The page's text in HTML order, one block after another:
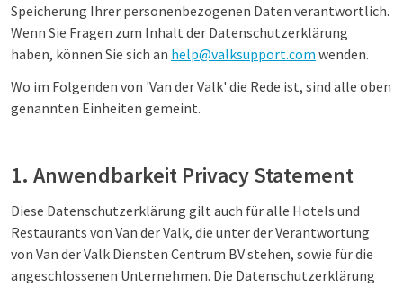
Speicherung Ihrer personenbezogenen Daten verantwortlich.
Wenn Sie Fragen zum Inhalt der Datenschutzerklärung
haben, können Sie sich an help@valksupport.com wenden.
Wo im Folgenden von 'Van der Valk' die Rede ist, sind alle oben
genannten Einheiten gemeint.
1. Anwendbarkeit Privacy Statement
Diese Datenschutzerklärung gilt auch für alle Hotels und
Restaurants von Van der Valk, die unter der Verantwortung
von Van der Valk Diensten Centrum BV stehen, sowie für die
angeschlossenen Unternehmen. Die Datenschutzerklärung